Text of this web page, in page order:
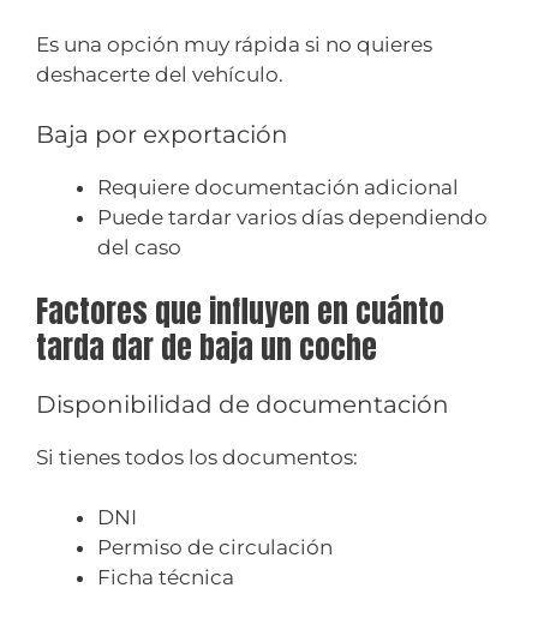
Es una opción muy rápida si no quieres
deshacerte del vehículo.
Baja por exportación
Requiere documentación adicional
Puede tardar varios días dependiendo
del caso
Factores que influyen en cuánto
tarda dar de baja un coche
Disponibilidad de documentación
Si tienes todos los documentos:
DNI
Permiso de circulación
Ficha técnica